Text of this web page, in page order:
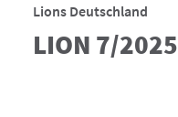
Lions Deutschland
LION 7/2025